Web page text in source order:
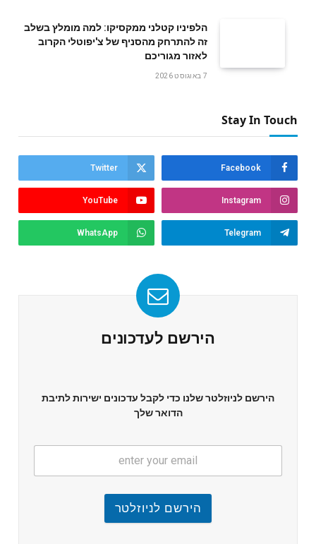
הלפיניו קטלני ממקסיקו: למה מומלץ בשלב
זה להתרחק מהסניף של צ'יפוטלי הקרוב
לאזור מגוריכם
7 באוגוסט 2026
Stay In Touch
Facebook
Twitter
Instagram
YouTube
Telegram
WhatsApp
הירשם לעדכונים
הירשם לניוזלטר שלנו כדי לקבל עדכונים ישירות לתיבת
הדואר שלך
הירשם לניוזלטר